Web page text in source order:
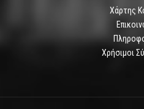
Χάρτης
Χρήσιμοι